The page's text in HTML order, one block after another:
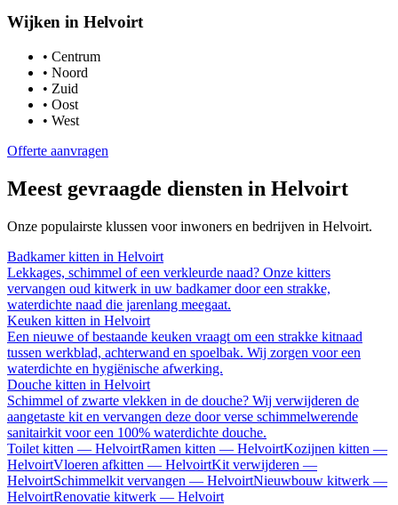
Wijken in Helvoirt
• Centrum
• Noord
• Zuid
• Oost
• West
Offerte aanvragen
Meest gevraagde diensten in Helvoirt
Onze populairste klussen voor inwoners en bedrijven in Helvoirt.
Badkamer kitten in Helvoirt
Lekkages, schimmel of een verkleurde naad? Onze kitters
vervangen oud kitwerk in uw badkamer door een strakke,
waterdichte naad die jarenlang meegaat.
Keuken kitten in Helvoirt
Een nieuwe of bestaande keuken vraagt om een strakke kitnaad
tussen werkblad, achterwand en spoelbak. Wij zorgen voor een
waterdichte en hygiënische afwerking.
Douche kitten in Helvoirt
Schimmel of zwarte vlekken in de douche? Wij verwijderen de
aangetaste kit en vervangen deze door verse schimmelwerende
sanitairkit voor een 100% waterdichte douche.
Toilet kitten — HelvoirtRamen kitten — HelvoirtKozijnen kitten —
HelvoirtVloeren afkitten — HelvoirtKit verwijderen —
HelvoirtSchimmelkit vervangen — HelvoirtNieuwbouw kitwerk —
HelvoirtRenovatie kitwerk — Helvoirt